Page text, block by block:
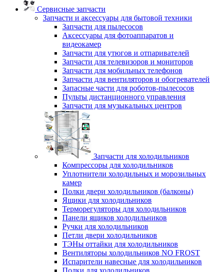
Сервисные запчасти
Запчасти и аксессуары для бытовой техники
Запчасти для пылесосов
Аксессуары для фотоаппаратов и
видеокамер
Запчасти для утюгов и отпаривателей
Запчасти для телевизоров и мониторов
Запчасти для мобильных телефонов
Запчасти для вентиляторов и обогревателей
Запасные части для роботов-пылесосов
Пульты дистанционного управления
Запчасти для музыкальных центров
Запчасти для холодильников
Компрессоры для холодильников
Уплотнители холодильных и морозильных
камер
Полки двери холодильников (балконы)
Ящики для холодильников
Терморегуляторы для холодильников
Панели ящиков холодильников
Ручки для холодильников
Петли двери холодильников
ТЭНы оттайки для холодильников
Вентиляторы холодильников NO FROST
Испарители навесные для холодильников
Полки для холодильников